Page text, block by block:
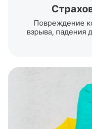
Повреждение
взрыва, падения